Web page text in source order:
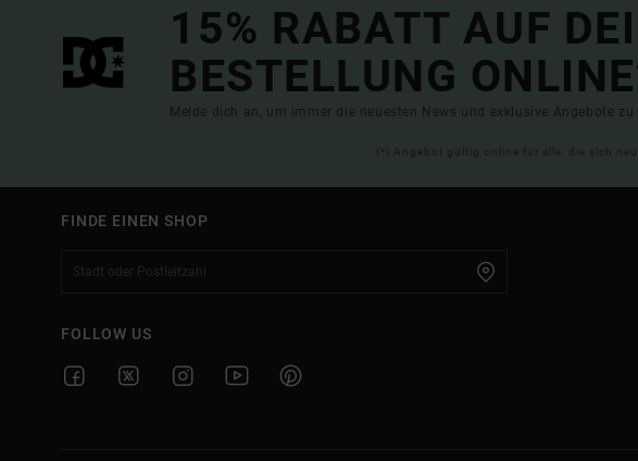
15% RABATT AUF
BESTELLUNG
Melde dich an, um immer die neuesten News und exklusive Angebote zu
(*) Angebot gültig online für alle, die sich
FINDE EINEN SHOP
FOLLOW US